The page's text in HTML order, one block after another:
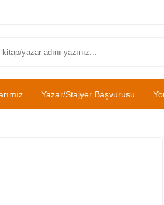
Yazar/Stajyer Başvurusu